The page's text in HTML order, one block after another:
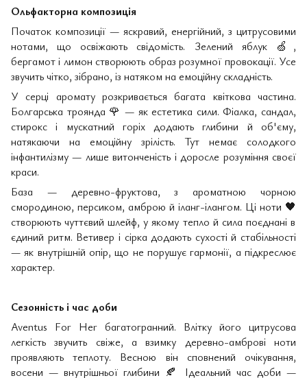
Ольфакторна композиція
Початок композиції — яскравий, енергійний, з цитрусовими
нотами, що освіжають свідомість. Зелений яблук 🍏 ,
бергамот і лимон створюють образ розумної провокації. Усе
звучить чітко, зібрано, із натяком на емоційну складність.
У серці аромату розкривається багата квіткова частина.
Болгарська троянда 🌹 — як естетика сили. Фіалка, сандал,
стирокс і мускатний горіх додають глибини й об'єму,
натякаючи на емоційну зрілість. Тут немає солодкого
інфантилізму — лише витонченість і доросле розуміння своєї
краси.
База — деревно-фруктова, з ароматною чорною
смородиною, персиком, амброю й іланг-ілангом. Ці ноти 🖤
створюють чуттєвий шлейф, у якому тепло й сила поєднані в
єдиний ритм. Ветивер і сірка додають сухості й стабільності
— як внутрішній опір, що не порушує гармонії, а підкреслює
характер.
Сезонність і час доби
Aventus For Her багатогранний. Влітку його цитрусова
легкість звучить свіже, а взимку деревно-амброві ноти
проявляють теплоту. Весною він сповнений очікування,
восени — внутрішньої глибини 🍂 Ідеальний час доби —